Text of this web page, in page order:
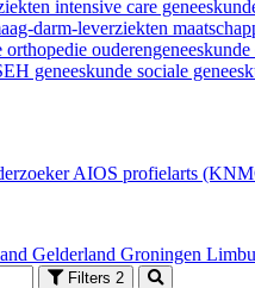
intensive care
darm-leverziekten
orthopedie ouderengeneeskunde
geneeskunde sociale
AIOS profielarts
Gelderland Groningen
Filters 2